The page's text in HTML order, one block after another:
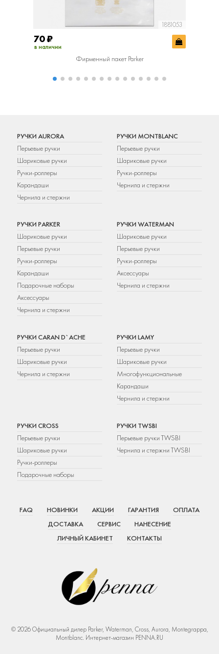
1881053
70₽
в наличии
Фирменный пакет Parker
РУЧКИ AURORA
Перьевые ручки
Шариковые ручки
Ручки-роллеры
Карандаши
Чернила и стержни
РУЧКИ MONTBLANC
Перьевые ручки
Шариковые ручки
Ручки-роллеры
Чернила и стержни
РУЧКИ PARKER
Шариковые ручки
Перьевые ручки
Ручки-роллеры
Карандаши
Подарочные наборы
Аксессуары
Чернила и стержни
РУЧКИ WATERMAN
Шариковые ручки
Перьевые ручки
Ручки-роллеры
Аксессуары
Чернила и стержни
РУЧКИ CARAN D`ACHE
Перьевые ручки
Шариковые ручки
Чернила и стержни
РУЧКИ LAMY
Перьевые ручки
Шариковые ручки
Многофункциональные
Карандаши
Чернила и стержни
РУЧКИ CROSS
Перьевые ручки
Шариковые ручки
Ручки-роллеры
Подарочные наборы
РУЧКИ TWSBI
Перьевые ручки TWSBI
Чернила и стержни TWSBI
FAQ НОВИНКИ АКЦИИ ГАРАНТИЯ
ОПЛАТА
ДОСТАВКА
СЕРВИС
НАНЕСЕНИЕ
ЛИЧНЫЙ КАБИНЕТ
КОНТАКТЫ
© 2026 Официальный дилер Parker, Waterman, Cross, Aurora, Montegrappa,
Montblanc. Интернет-магазин PENNA.RU